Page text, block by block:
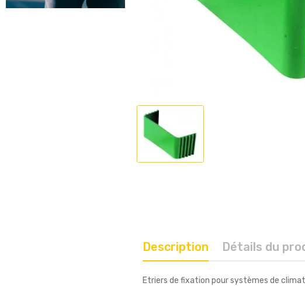
Description Détails du
Etriers de fixation pour systèmes de